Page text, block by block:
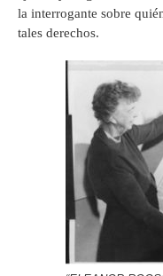
la interrogante sobre
tales derechos.